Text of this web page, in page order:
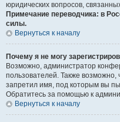
юридических вопросов,
Примечание переводчика: в
силы.
Вернуться к началу
Почему я не могу
Возможно, администратор
пользователей. Также возможно,
запретил имя, под которым вы
Обратитесь за помощью к
Вернуться к началу